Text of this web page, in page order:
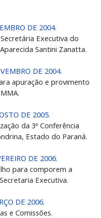
DE 2004.
Executiva do
Santini Zanatta.
DE 2004.
apuração e provimento
DE 2005.
da 3ª Conferência
Estado do Paraná.
DE 2006.
para comporem a
Executiva.
DE 2006.
e Comissões.